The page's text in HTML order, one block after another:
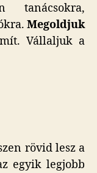
tanácsokra,
Megoldjuk
Vállaljuk a
rövid lesz a
egyik legjobb